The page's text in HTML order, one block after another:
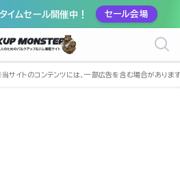
ムセール開催中！ セール会場
札幌市 札幌市豊平区